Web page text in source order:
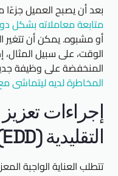
بعد أن يصبح العميل جزءًا
متابعة معاملاته بشكل
أو مشبوه. يمكن أن تتغير
الوقت، على سبيل
المنخفضة على وظيفة
المخاطرة لديه ليتماشى
إجراءات تعزيز
التقليدية (EDD)
تتطلب العناية الواجبة